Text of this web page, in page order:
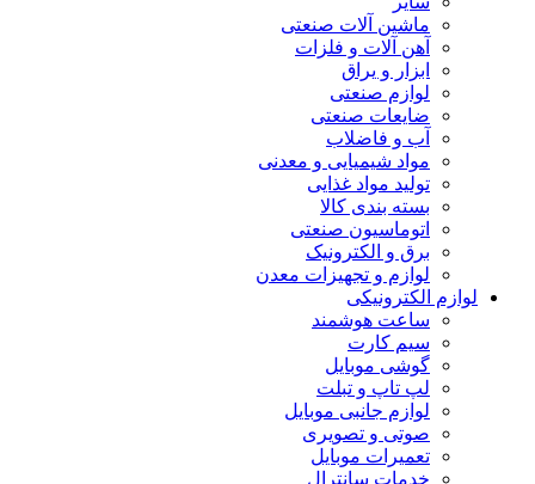
ماشین آلات صنعتی
آهن آلات و فلزات
ابزار و یراق
لوازم صنعتی
ضایعات صنعتی
آب و فاضلاب
مواد شیمیایی و معدنی
تولید مواد غذایی
بسته بندی کالا
اتوماسیون صنعتی
برق و الکترونیک
لوازم و تجهیزات معدن
لوازم الکترونیکی
ساعت هوشمند
سیم کارت
گوشی موبایل
لپ تاپ و تبلت
لوازم جانبی موبایل
صوتی و تصویری
تعمیرات موبایل
خدمات سانترال